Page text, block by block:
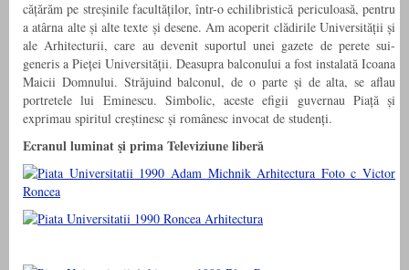
cățărăm pe streșinile facultăților, într-o echilibristică periculoasă, pentru
a atârna alte și alte texte și desene. Am acoperit clădirile Universității și
ale Arhitecturii, care au devenit suportul unei gazete de perete sui-
generis a Pieței Universității. Deasupra balconului a fost instalată Icoana
Maicii Domnului. Străjuind balconul, de o parte și de alta, se aflau
portretele lui Eminescu. Simbolic, aceste efigii guvernau Piață și
exprimau spiritul creștinesc și românesc invocat de studenți.
Ecranul luminatşi prima Televiziune liberă